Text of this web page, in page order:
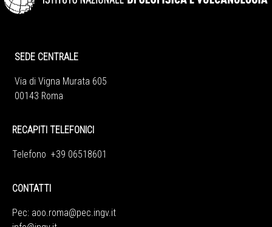
SEDE CENTRALE
Via di Vigna Murata 605
00143 Roma
RECAPITI TELEFONICI
Telefono +39 06518601
CONTATTI
Pec: aoo.roma@pec.ingv.it